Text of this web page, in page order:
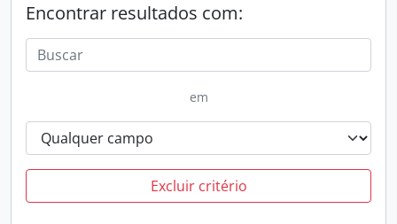
Encontrar resultados com:
em
Excluir critério